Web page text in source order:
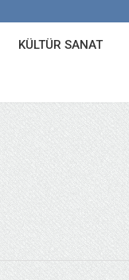
KÜLTÜR SANAT